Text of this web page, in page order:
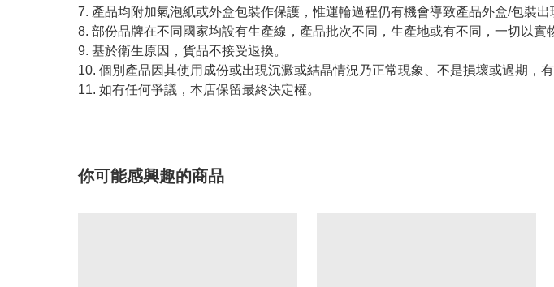
7. 產品均附加氣泡紙或外盒包裝作保護，惟運輪過程仍有機會導致產品外盒/包裝出
8. 部份品牌在不同國家均設有生產線，產品批次不同，生產地或有不同，一切以實
9. 基於衛生原因，貨品不接受退換。
10. 個別產品因其使用成份或出現沉澱或結晶情況乃正常現象、不是損壞或過期，
11. 如有任何爭議，本店保留最終決定權。
你可能感興趣的商品